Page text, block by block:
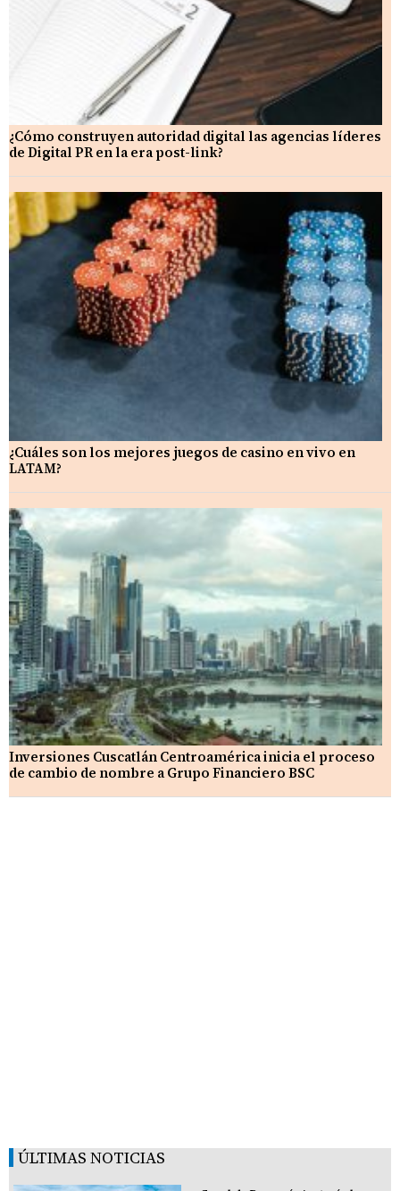
¿Cómo construyen autoridad digital las agencias líderes
de Digital PR en la era post-link?
¿Cuáles son los mejores juegos de casino en vivo en
LATAM?
Inversiones Cuscatlán Centroamérica inicia el proceso
de cambio de nombre a Grupo Financiero BSC
ÚLTIMAS NOTICIAS